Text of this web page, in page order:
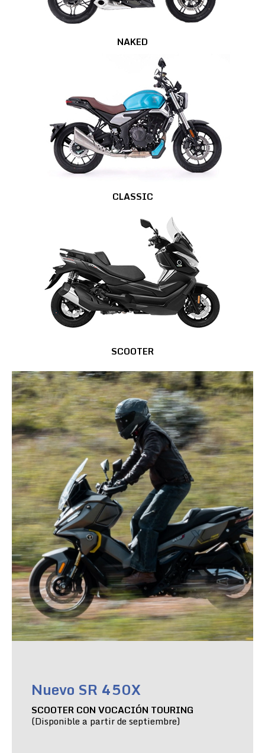
NAKED
CLASSIC
SCOOTER
Nuevo SR 450X
SCOOTER CON VOCACIÓN TOURING
(Disponible a partir de septiembre)